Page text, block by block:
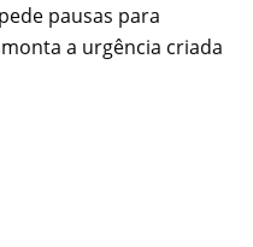
pausas para
a urgência criada